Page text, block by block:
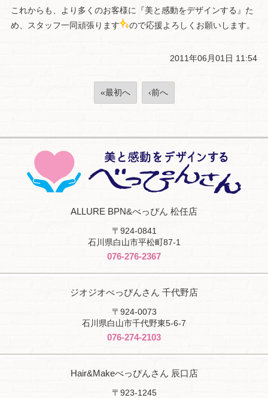
これからも、より多くのお客様に『美と感動をデザインする』た
め、スタッフ一同頑張ります
ので応援よろしくお願いします。
2011年06月01日 11:54
«最初へ ‹前へ
ALLURE BPN&べっぴん 松任店
〒924-0841
石川県白山市平松町87-1
076-276-2367
ジオジオべっぴんさん 千代野店
〒924-0073
石川県白山市千代野東5-6-7
076-274-2103
Hair&Makeべっぴんさん 辰口店
〒923-1245